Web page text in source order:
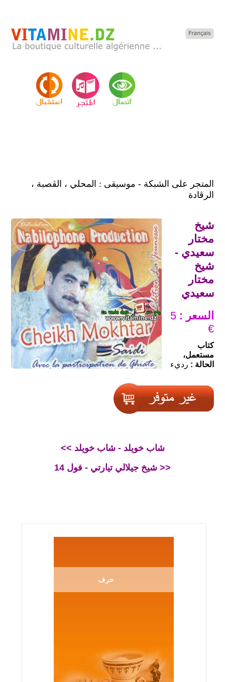
المتجر على الشبكة - موسيقى : المحلي ، الڨصبة ،
الرڨادة
شيخ
مختار
سعيدي -
شيخ
مختار
سعيدي
السعر : 5
€
كتاب
مستعمل،
الحالة : رديء
<< شاب خويلد - شاب خويلد
شيخ جيلالي تيارتي - فول 14 >>
حرف